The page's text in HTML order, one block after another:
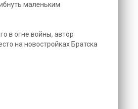
маленьким
в огне войны, автор
на новостройках Братска